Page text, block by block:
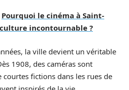
Pourquoi le cinéma à Saint-
incontournable ?
la ville devient un véritable
1908, des caméras sont
fictions dans les rues de